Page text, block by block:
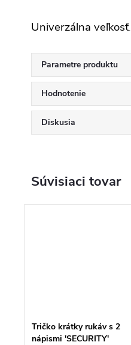
Univerzálna veľkosť.
Parametre produktu
Hodnotenie
Diskusia
Súvisiaci tovar
Tričko krátky rukáv s 2
nápismi 'SECURITY'